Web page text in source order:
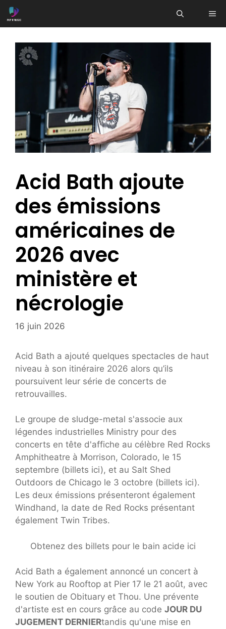
Aller
au
Acid Bath ajoute
des émissions
américaines de
2026 avec
ministère et
nécrologie
16 juin 2026
Acid Bath a ajouté quelques spectacles de haut
niveau à son itinéraire 2026 alors qu’ils
poursuivent leur série de concerts de
retrouvailles.
Le groupe de sludge-metal s'associe aux
légendes industrielles Ministry pour des
concerts en tête d'affiche au célèbre Red Rocks
Amphitheatre à Morrison, Colorado, le 15
septembre (billets ici), et au Salt Shed
Outdoors de Chicago le 3 octobre (billets ici).
Les deux émissions présenteront également
Windhand, la date de Red Rocks présentant
également Twin Tribes.
Obtenez des billets pour le bain acide ici
Acid Bath a également annoncé un concert à
New York au Rooftop at Pier 17 le 21 août, avec
le soutien de Obituary et Thou. Une prévente
d'artiste est en cours grâce au code JOUR DU
JUGEMENT DERNIERtandis qu'une mise en